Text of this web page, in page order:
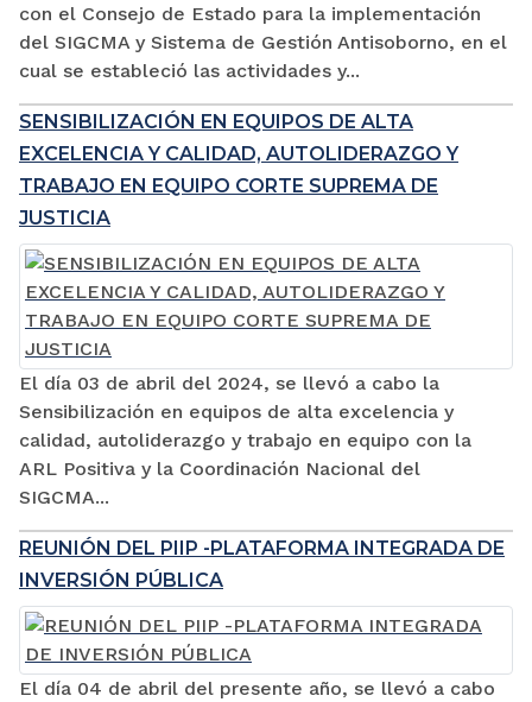
con el Consejo de Estado para la implementación
del SIGCMA y Sistema de Gestión Antisoborno, en el
cual se estableció las actividades y...
SENSIBILIZACIÓN EN EQUIPOS DE ALTA
EXCELENCIA Y CALIDAD, AUTOLIDERAZGO Y
TRABAJO EN EQUIPO CORTE SUPREMA DE
JUSTICIA
El día 03 de abril del 2024, se llevó a cabo la
Sensibilización en equipos de alta excelencia y
calidad, autoliderazgo y trabajo en equipo con la
ARL Positiva y la Coordinación Nacional del
SIGCMA...
REUNIÓN DEL PIIP -PLATAFORMA INTEGRADA DE
INVERSIÓN PÚBLICA
El día 04 de abril del presente año, se llevó a cabo